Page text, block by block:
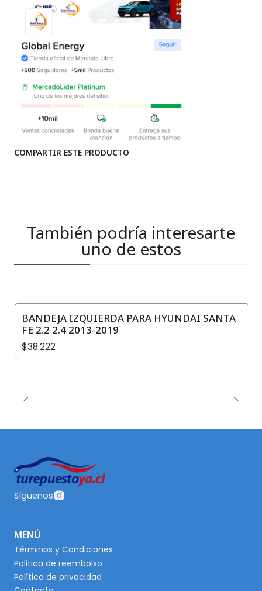
COMPARTIR ESTE PRODUCTO
También podría interesarte
uno de estos
BANDEJA IZQUIERDA PARA HYUNDAI SANTA
FE 2.2 2.4 2013-2019
$38.222
Síguenos
MENÚ
Términos y Condiciones
Politica de reembolso
Política de privacidad